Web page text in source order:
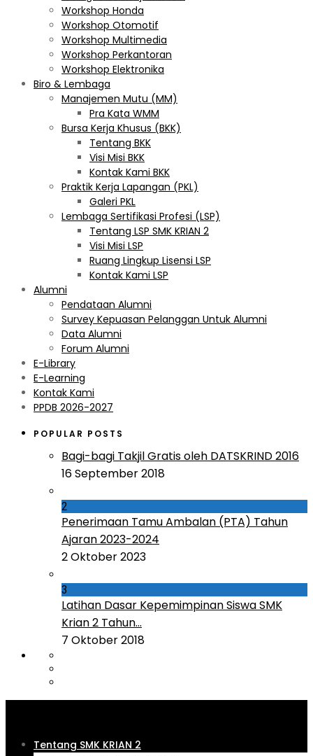
Workshop Honda
Workshop Otomotif
Workshop Multimedia
Workshop Perkantoran
Workshop Elektronika
Biro & Lembaga
Manajemen Mutu (MM)
Pra Kata WMM
Bursa Kerja Khusus (BKK)
Tentang BKK
Visi Misi BKK
Kontak Kami BKK
Praktik Kerja Lapangan (PKL)
Galeri PKL
Lembaga Sertifikasi Profesi (LSP)
Tentang LSP SMK KRIAN 2
Visi Misi LSP
Ruang Lingkup Lisensi LSP
Kontak Kami LSP
Alumni
Pendataan Alumni
Survey Kepuasan Pelanggan Untuk Alumni
Data Alumni
Forum Alumni
E-Library
E-Learning
Kontak Kami
PPDB 2026-2027
POPULAR POSTS
Bagi-bagi Takjil Gratis oleh DATSKRIND 2016
16 September 2018
2
Penerimaan Tamu Ambalan (PTA) Tahun
Ajaran 2023-2024
2 Oktober 2023
3
Latihan Dasar Kepemimpinan Siswa SMK
Krian 2 Tahun...
7 Oktober 2018
Tentang SMK KRIAN 2